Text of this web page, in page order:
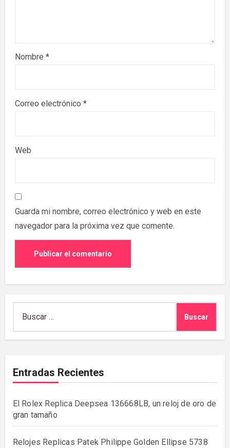
Nombre *
Correo electrónico *
Web
Guarda mi nombre, correo electrónico y web en este
navegador para la próxima vez que comente.
Entradas Recientes
El Rolex Replica Deepsea 136668LB, un reloj de oro de
gran tamaño
Relojes Replicas Patek Philippe Golden Ellipse 5738